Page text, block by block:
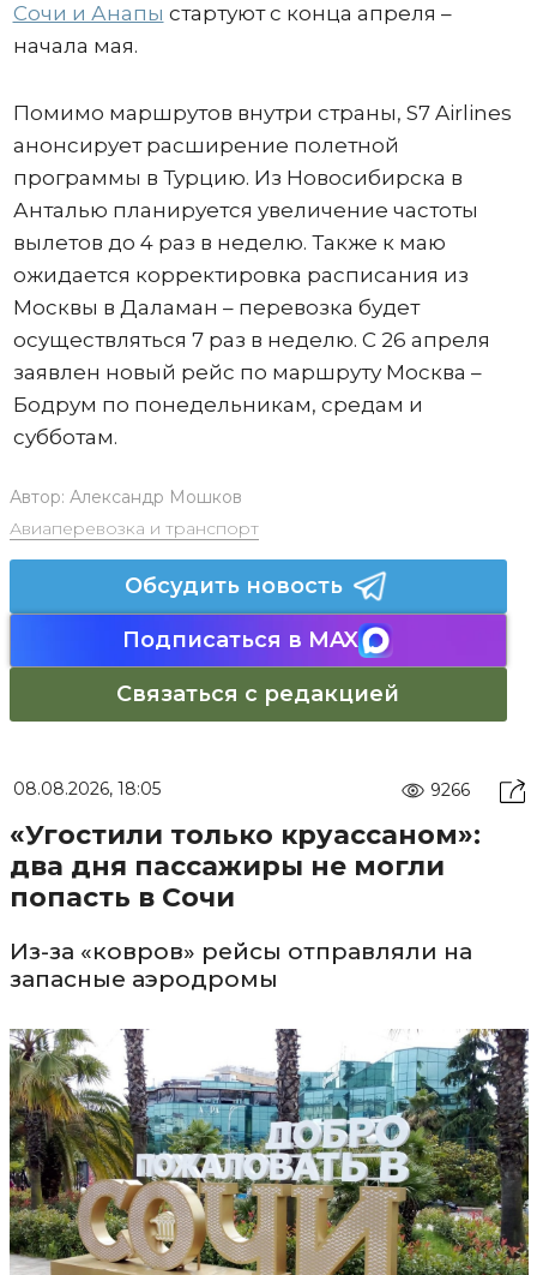
Сочи и Анапы стартуют с конца апреля –
начала мая.
Помимо маршрутов внутри страны, S7 Airlines
анонсирует расширение полетной
программы в Турцию. Из Новосибирска в
Анталью планируется увеличение частоты
вылетов до 4 раз в неделю. Также к маю
ожидается корректировка расписания из
Москвы в Даламан – перевозка будет
осуществляться 7 раз в неделю. С 26 апреля
заявлен новый рейс по маршруту Москва –
Бодрум по понедельникам, средам и
субботам.
Автор: Александр Мошков
Авиаперевозка и транспорт
Обсудить новость
Подписаться в MAX
Связаться с редакцией
08.08.2026, 18:05 9266
«Угостили только круассаном»:
два дня пассажиры не могли
попасть в Сочи
Из-за «ковров» рейсы отправляли на
запасные аэродромы